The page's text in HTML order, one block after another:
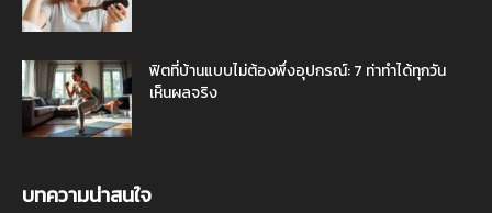
ฟิตที่บ้านแบบไม่ต้องพึ่งอุปกรณ์: 7 ท่าทำได้ทุกวัน
เห็นผลจริง
บทความน่าสนใจ